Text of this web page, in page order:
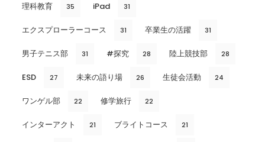
理科教育 35 iPad 31
エクスプローラーコース 31 卒業生の活躍 31
男子テニス部 31 #探究 28 陸上競技部 28
ESD 27 未来の語り場 26 生徒会活動 24
ワンゲル部 22 修学旅行 22
インターアクト 21 ブライトコース 21